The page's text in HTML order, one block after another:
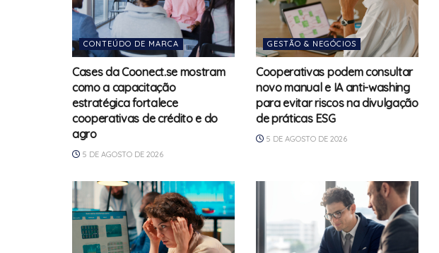
CONTEÚDO DE MARCA
Cases da Coonect.se mostram
como a capacitação
estratégica fortalece
cooperativas de crédito e do
agro
5 DE AGOSTO DE 2026
GESTÃO & NEGÓCIOS
Cooperativas podem consultar
novo manual e IA anti-washing
para evitar riscos na divulgação
de práticas ESG
5 DE AGOSTO DE 2026